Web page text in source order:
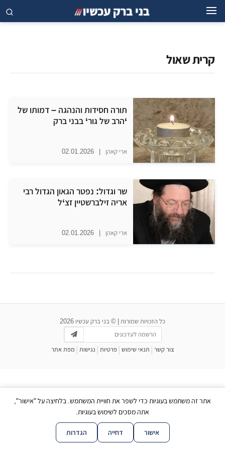
קרית שאול
תורה חסידות והנהגה – דמותו של
‘הרב של גור‘ בבני ברק
ארי קאהן |
02.01.2026
שר וגדול: נפטר הגאון הגדול רבי
אריה זילברשטיין זצ‘ל
ארי קאהן |
02.01.2026
אתר זה משתמש בעוגיות כדי לשפר את חוויית המשתמש. בלחיצה על "אישור",
אתה מסכים לשימוש בעוגיות.
אישור דחייה הגדרות
כל הזכויות שמורות | © בני ברק עכשיו 2026
צור קשר | תנאי שימוש | פרטיות | נגישות | מפת אתר